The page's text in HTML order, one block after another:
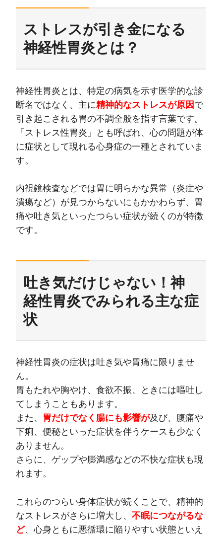
ストレスが引き金になる
神経性胃炎とは？
神経性胃炎とは、特定の病気を示す医学的な診
断名ではなく、主に精神的なストレスが原因 で
引き起こされる胃の不調全般を指す言葉です。
「ストレス性胃炎」とも呼ばれ、心の問題が体
に症状として現れる心身症の一種とされていま
す。
内視鏡検査などでは胃に明らかな異常（炎症や
潰瘍など）が見つからないにもかかわらず、胃
痛や吐き気といったつらい症状が続くのが特徴
です。
吐き気だけじゃない！神
経性胃炎でみられる主な症
状
神経性胃炎の症状は吐き気や胃痛に限りませ
ん。
胃もたれや胸やけ、食欲不振、ときには嘔吐し
てしまうこともあります。
また、 胃だけでなく腸にも影響が及び、腹痛や
下痢、便秘といった症状を伴うケースも少なく
ありません。
さらに、ゲップや膨満感などの不快な症状も現
れます。
これらのつらい身体症状が続くことで、精神的
なストレスがさらに増大し、 不眠につながるな
ど、心身ともに悪循環に陥りやすい状態といえ